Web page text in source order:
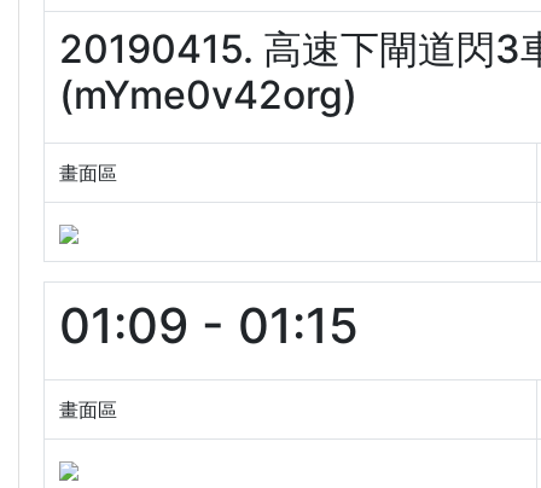
20190415. 高速下閘道閃3
(mYme0v42org)
畫面區
01:09 - 01:15
畫面區